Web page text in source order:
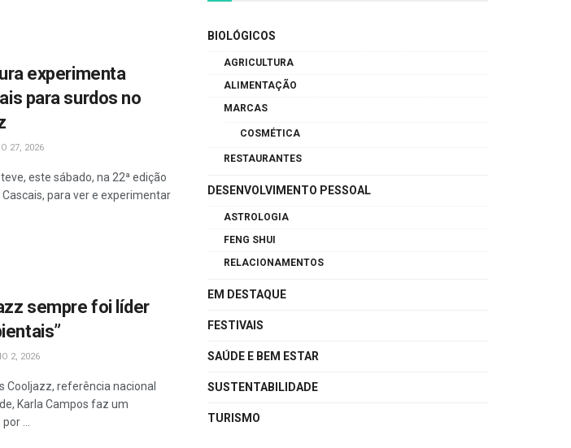
experimenta
para surdos no
27, 2026
este sábado, na 22ª edição
para ver e experimentar
sempre foi líder
2, 2026
Cooljazz, referência nacional
Karla Campos faz um
...
BIOLÓGICOS
AGRICULTURA
ALIMENTAÇÃO
MARCAS
COSMÉTICA
RESTAURANTES
DESENVOLVIMENTO PESSOAL
ASTROLOGIA
FENG SHUI
RELACIONAMENTOS
EM DESTAQUE
FESTIVAIS
SAÚDE E BEM ESTAR
SUSTENTABILIDADE
TURISMO